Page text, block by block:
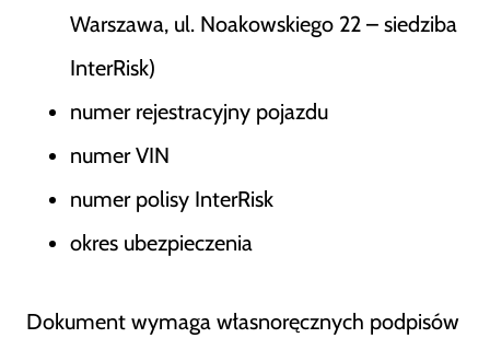
Warszawa, ul. Noakowskiego 22 – siedziba
InterRisk)
numer rejestracyjny pojazdu
numer VIN
numer polisy InterRisk
okres ubezpieczenia
Dokument wymaga własnoręcznych podpisów